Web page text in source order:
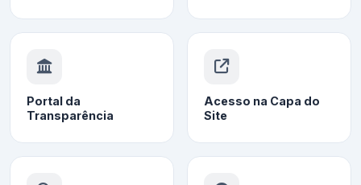
Portal da
Transparência
Acesso na Capa do
Site